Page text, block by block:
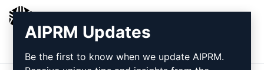
Entrar
AIPRM Updates
Be the first to know when we update AIPRM.